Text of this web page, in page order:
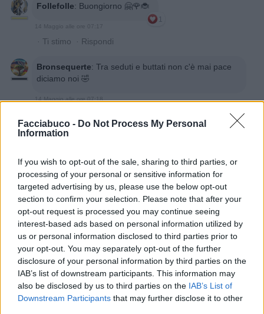
Facciabuco - Do Not Process My Personal
Information
If you wish to opt-out of the sale, sharing to third parties, or
processing of your personal or sensitive information for
targeted advertising by us, please use the below opt-out
section to confirm your selection. Please note that after your
opt-out request is processed you may continue seeing
interest-based ads based on personal information utilized by
us or personal information disclosed to third parties prior to
your opt-out. You may separately opt-out of the further
disclosure of your personal information by third parties on the
IAB’s list of downstream participants. This information may
also be disclosed by us to third parties on the IAB’s List of
Downstream Participants that may further disclose it to other
Follefolle: Buongiorno 🤗🌹🐞
1
14 Maggio alle ore 07:17
· Ti stimo · Rispondi
Bronsequerte: Tra seduti e buttati non c'è mai pace
diciamo noi 🤣
14 Maggio alle ore 07:18
CapitanFracassa
14 Maggio alle ore 07:18
·Ti stimo·Rispondi
Acciughina:Buongiorno
1
14 Maggio alle ore 07:22
·Ti stimo ·Rispondi
TrafficantiDiIronia: Buongiorno 🌍☁️🤗
5